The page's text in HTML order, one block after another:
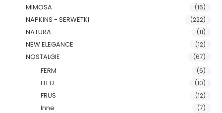
MIMOSA (16)
NAPKINS - SERWETKI (222)
NATURA (11)
NEW ELEGANCE (12)
NOSTALGIE (67)
FERM (6)
FLEU (10)
FRUS (12)
Inne (7)